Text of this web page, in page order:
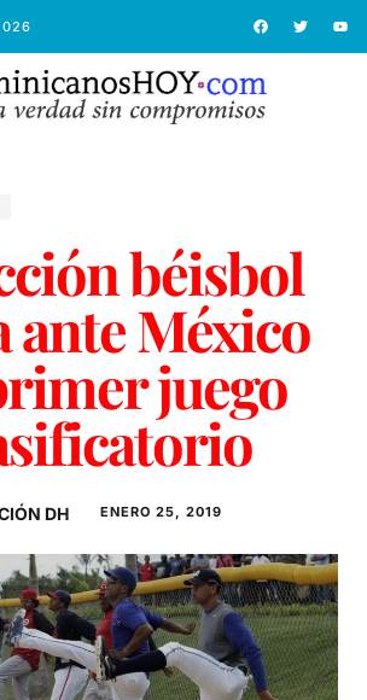
béisbol
ante México
juego
DH ENERO 25, 2019